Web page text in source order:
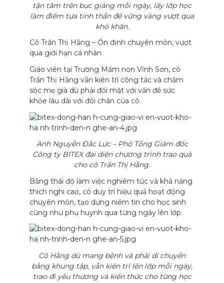
tận tâm trên bục giảng mỗi ngày, lấy lớp học
làm điểm tựa tinh thần để vững vàng vượt qua
khó khăn.
Cô Trần Thị Hằng – Ổn định chuyên môn, vượt
qua giới hạn cá nhân
Giáo viên tại Trường Mầm non Vĩnh Sơn, cô
Trần Thị Hằng vẫn kiên trì công tác và chăm
sóc mẹ già dù phải đối mặt với vấn đề sức
khỏe lâu dài với đôi chân của cô.
Anh Nguyễn Đắc Lực – Phó Tổng Giám đốc
Công ty BITEX đại diện chương trình trao quà
cho cô Trần Thị Hằng.
Bằng thái độ làm việc nghiêm túc và khả năng
thích nghi cao, cô duy trì hiệu quả hoạt động
chuyên môn, tạo dựng niềm tin cho học sinh
cũng như phụ huynh qua từng ngày lên lớp.
Cô Hằng dù mang bệnh và phải di chuyển
bằng khung tập, vẫn kiên trì lên lớp mỗi ngày,
trao đi yêu thương và kiến thức cho từng học